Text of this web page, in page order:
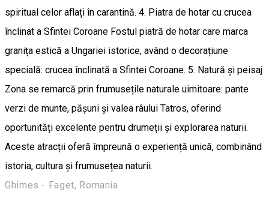
spiritual celor aflați în carantină. 4. Piatra de hotar cu crucea
înclinat a Sfintei Coroane Fostul piatră de hotar care marca
granița estică a Ungariei istorice, având o decorațiune
specială: crucea înclinată a Sfintei Coroane. 5. Natură și peisaj
Zona se remarcă prin frumusețile naturale uimitoare: pante
verzi de munte, pășuni și valea râului Tatros, oferind
oportunități excelente pentru drumeții și explorarea naturii.
Aceste atracții oferă împreună o experiență unică, combinând
istoria, cultura și frumusețea naturii.
Ghimes - Faget, Romania